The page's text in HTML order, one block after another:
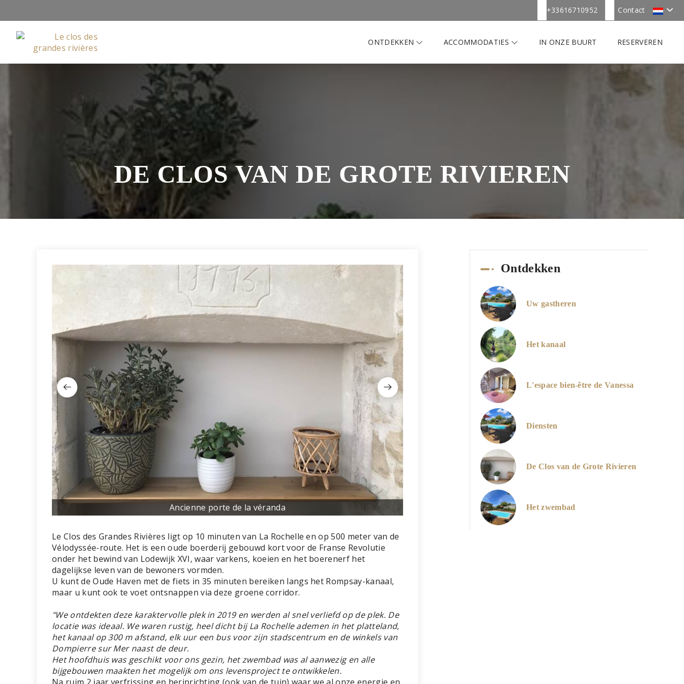
Contact
+33616710952
ONTDEKKEN ACCOMMODATIES IN ONZE BUURT RESERVEREN
DE CLOS VAN DE GROTE RIVIEREN
Ancienne porte de la véranda jardin vue piscine
Le Clos des Grandes Rivières ligt op 10 minuten van La Rochelle en op 500 meter van de
Vélodyssée-route. Het is een oude boerderij gebouwd kort voor de Franse Revolutie
onder het bewind van Lodewijk XVI, waar varkens, koeien en het boerenerf het
dagelijkse leven van de bewoners vormden.
U kunt de Oude Haven met de fiets in 35 minuten bereiken langs het Rompsay-kanaal,
maar u kunt ook te voet ontsnappen via deze groene corridor.
"We ontdekten deze karaktervolle plek in 2019 en werden al snel verliefd op de plek. De
locatie was ideaal. We waren rustig, heel dicht bij La Rochelle ademen in het platteland,
het kanaal op 300 m afstand, elk uur een bus voor zijn stadscentrum en de winkels van
Dompierre sur Mer naast de deur.
Het hoofdhuis was geschikt voor ons gezin, het zwembad was al aanwezig en alle
bijgebouwen maakten het mogelijk om ons levensproject te ontwikkelen.
Ontdekken
Uw gastheren
Het kanaal
L'espace bien-être de Vanessa
Diensten
De Clos van de Grote Rivieren
Het zwembad